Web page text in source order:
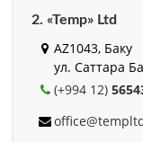
2. «Temp» Ltd
AZ1043, Баку
ул. Саттара
(+994 12)